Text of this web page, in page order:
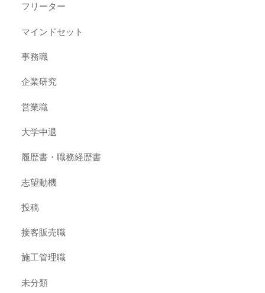
フリーター
マインドセット
事務職
企業研究
営業職
大学中退
履歴書・職務経歴書
志望動機
投稿
接客販売職
施工管理職
未分類